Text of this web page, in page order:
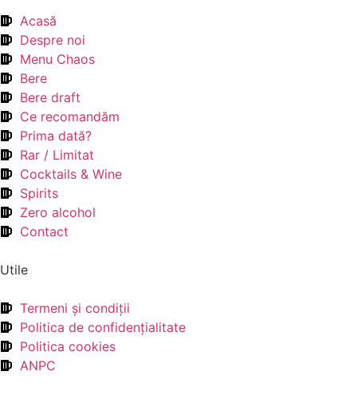
Acasă
Despre noi
Menu Chaos
Bere
Bere draft
Ce recomandăm
Prima dată?
Rar / Limitat
Cocktails & Wine
Spirits
Zero alcohol
Contact
Utile
Termeni şi condiţii
Politica de confidenţialitate
Politica cookies
ANPC